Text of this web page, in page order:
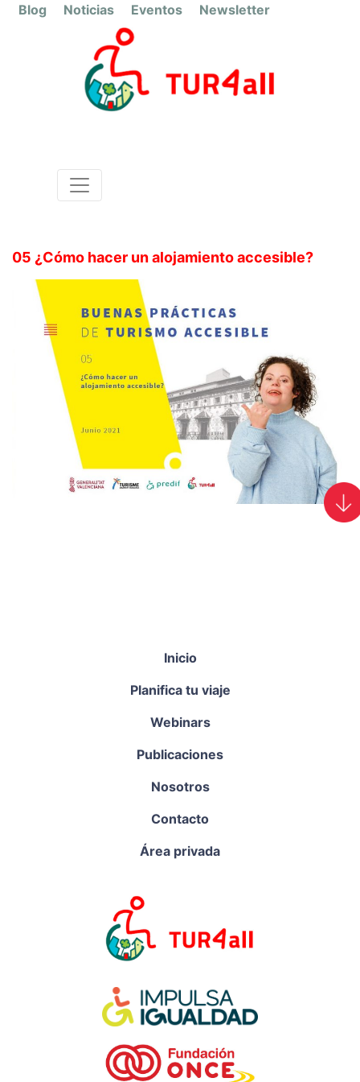
Blog Noticias Eventos Newsletter
05 ¿Cómo hacer un alojamiento accesible?
Inicio
Planifica tu viaje
Webinars
Publicaciones
Nosotros
Contacto
Área privada